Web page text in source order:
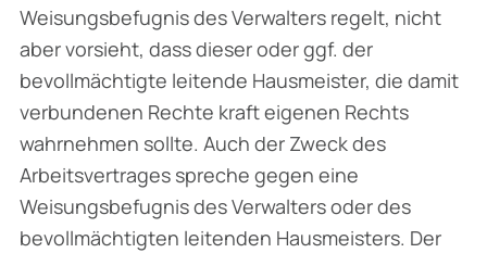
Weisungsbefugnis des Verwalters regelt, nicht
aber vorsieht, dass dieser oder ggf. der
bevollmächtigte leitende Hausmeister, die damit
verbundenen Rechte kraft eigenen Rechts
wahrnehmen sollte. Auch der Zweck des
Arbeitsvertrages spreche gegen eine
Weisungsbefugnis des Verwalters oder des
bevollmächtigten leitenden Hausmeisters. Der